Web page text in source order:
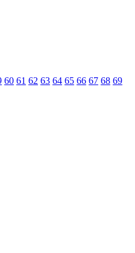
60 61 62 63 64 65 66 67 68 69